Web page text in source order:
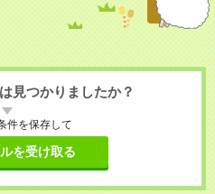
見つかりましたか？
件を保存して
を受け取る